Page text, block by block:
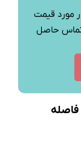
مورد قیمت
تماس حاصل
فاصله